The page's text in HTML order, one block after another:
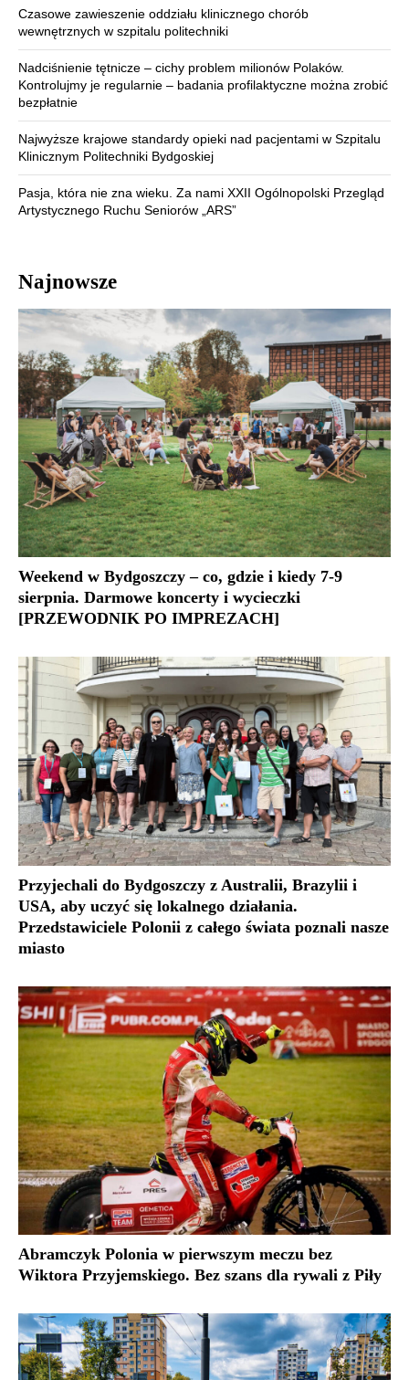
Czasowe zawieszenie oddziału klinicznego chorób
wewnętrznych w szpitalu politechniki
Nadciśnienie tętnicze – cichy problem milionów Polaków.
Kontrolujmy je regularnie – badania profilaktyczne można zrobić
bezpłatnie
Najwyższe krajowe standardy opieki nad pacjentami w Szpitalu
Klinicznym Politechniki Bydgoskiej
Pasja, która nie zna wieku. Za nami XXII Ogólnopolski Przegląd
Artystycznego Ruchu Seniorów „ARS”
Najnowsze
Weekend w Bydgoszczy – co, gdzie i kiedy 7-9
sierpnia. Darmowe koncerty i wycieczki
[PRZEWODNIK PO IMPREZACH]
Przyjechali do Bydgoszczy z Australii, Brazylii i
USA, aby uczyć się lokalnego działania.
Przedstawiciele Polonii z całego świata poznali nasze
miasto
Abramczyk Polonia w pierwszym meczu bez
Wiktora Przyjemskiego. Bez szans dla rywali z Piły